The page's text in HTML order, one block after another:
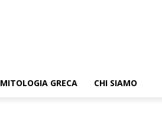
MITOLOGIA GRECA CHI SIAMO